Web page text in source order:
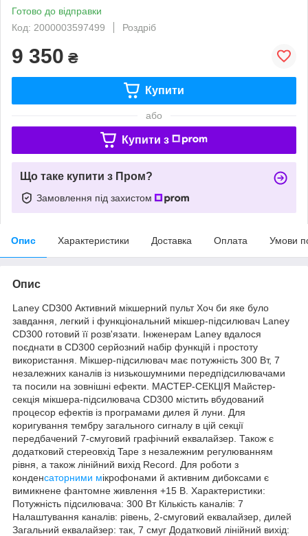
Готово до відправки
Код: 2000003597499
Роздріб
9 350 ₴
Купити
або
Купити з
Що таке купити з Пром?
Замовлення під захистом
Опис Характеристики Доставка Оплата Умови
Опис
Laney CD300 Активний мікшерний пульт Хоч би яке було
завдання, легкий і функціональний мікшер-підсилювач Laney
CD300 готовий її розв'язати. Інженерам Laney вдалося
поєднати в CD300 серйозний набір функцій і простоту
використання. Мікшер-підсилювач має потужність 300 Вт, 7
незалежних каналів із низькошумними передпідсилювачами
та посили на зовнішні ефекти. МАСТЕР-СЕКЦІЯ Майстер-
секція мікшера-підсилювача CD300 містить вбудований
процесор ефектів із програмами дилея й луни. Для
коригування тембру загального сигналу в цій секції
передбачений 7-смуговий графічний еквалайзер. Також є
додатковий стереовхід Tape з незалежним регулюванням
рівня, а також лінійний вихід Record. Для роботи з
конденсаторними мікрофонами й активним дибоксами є
вимикнене фантомне живлення +15 В. Характеристики:
Потужність підсилювача: 300 Вт Кількість каналів: 7
Налаштування каналів: рівень, 2-смуговий еквалайзер, дилей
Загальний еквалайзер: так, 7 смуг Додатковий лінійний вихід: